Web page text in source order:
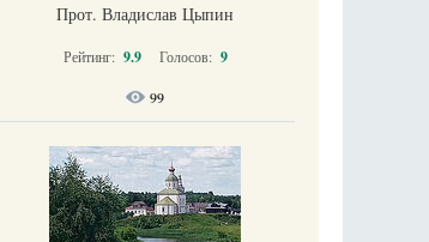
Прот. Владислав Цыпин
Рейтинг: 9.9 Голосов: 9
99